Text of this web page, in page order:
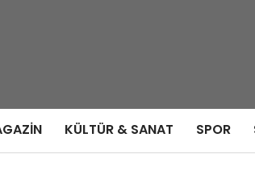
KÜLTÜR & SANAT SPOR